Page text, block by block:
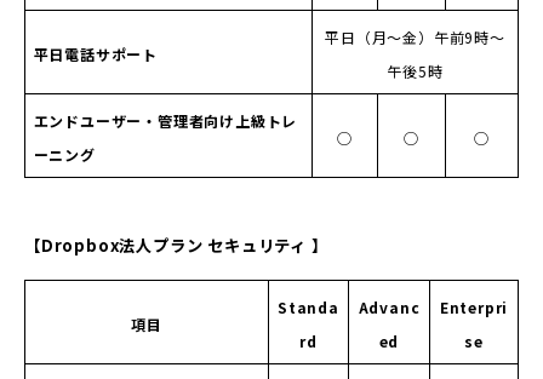
平日電話サポート
平日（月〜金）午前9時〜
午後5時
エンドユーザー・管理者向け上級トレ
ーニング
◯ ◯ ◯
【Dropbox法人プラン セキュリティ 】
項目
Standa
rd
Advanc
ed
Enterpri
se